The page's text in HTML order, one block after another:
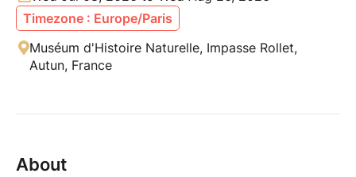
Timezone : Europe/Paris
Muséum d'Histoire Naturelle, Impasse Rollet,
Autun, France
About